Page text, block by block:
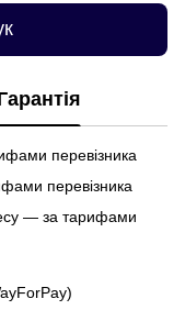
перевізника
перевізника
— за тарифами